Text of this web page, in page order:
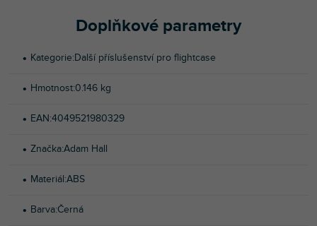
Doplňkové parametry
Kategorie:Další příslušenství pro flightcase
Hmotnost:0.146 kg
EAN:4049521980329
Značka:Adam Hall
Materiál:ABS
Barva:Černá